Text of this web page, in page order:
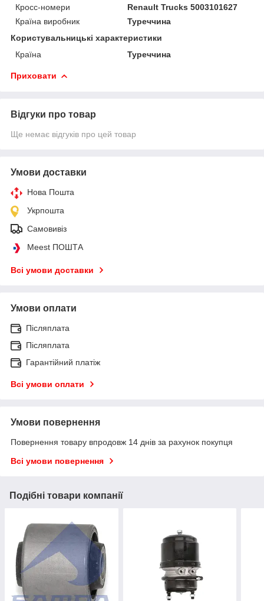
Кросс-номери
Renault Trucks 5003101627
Країна виробник
Туреччина
Користувальницькі характеристики
Країна
Туреччина
Приховати
Відгуки про товар
Ще немає відгуків про цей товар
Умови доставки
Нова Пошта
Укрпошта
Самовивіз
Meest ПОШТА
Всі умови доставки
Умови оплати
Післяплата
Післяплата
Гарантійний платіж
Всі умови оплати
Умови повернення
Повернення товару впродовж 14 днів за рахунок покупця
Всі умови повернення
Подібні товари компанії